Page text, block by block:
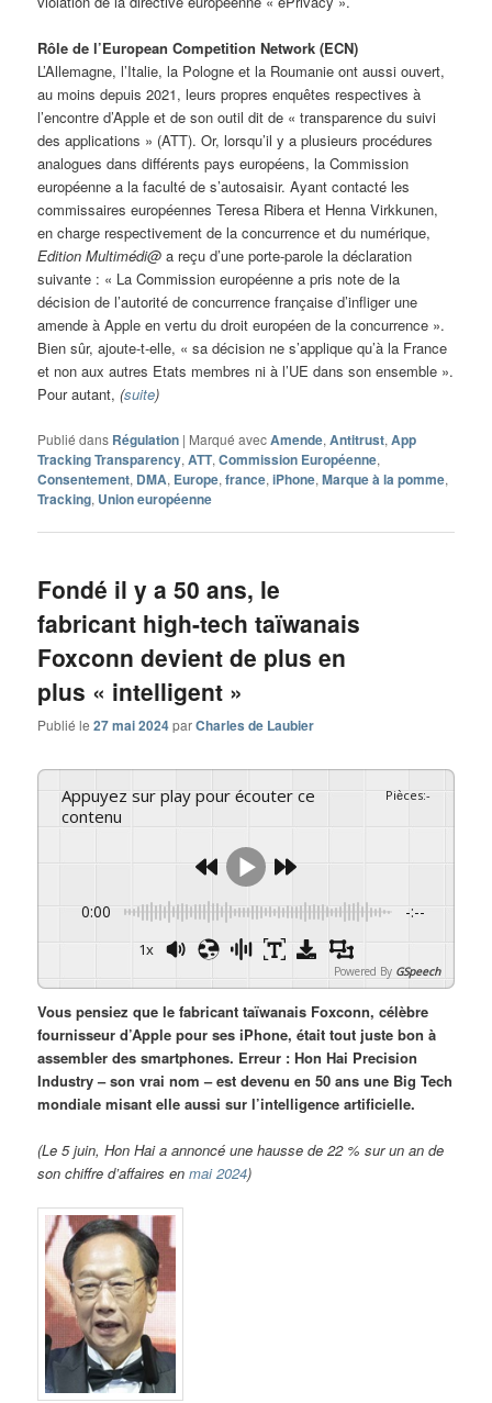
Rôle de l’European Competition Network (ECN)
L’Allemagne, l’Italie, la Pologne et la Roumanie ont aussi ouvert,
au moins depuis 2021, leurs propres enquêtes respectives à
l’encontre d’Apple et de son outil dit de « transparence du suivi
des applications » (ATT). Or, lorsqu’il y a plusieurs procédures
analogues dans différents pays européens, la Commission
européenne a la faculté de s’autosaisir. Ayant contacté les
commissaires européennes Teresa Ribera et Henna Virkkunen,
en charge respectivement de la concurrence et du numérique,
Edition Multimédi@ a reçu d’une porte-parole la déclaration
suivante : « La Commission européenne a pris note de la
décision de l’autorité de concurrence française d’infliger une
amende à Apple en vertu du droit européen de la concurrence ».
Bien sûr, ajoute-t-elle, « sa décision ne s’applique qu’à la France
et non aux autres Etats membres ni à l’UE dans son ensemble ».
Pour autant,(suite)
Publié dans Régulation | Marqué avecAmende,Antitrust,App
Tracking Transparency,ATT,Commission Européenne,
Consentement, DMA, Europe,france,iPhone,Marque à la pomme,
Tracking, Union européenne
Fondé il y a 50 ans, le
fabricant high-tech taïwanais
Foxconn devient de plus en
plus « intelligent »
Publié le27 mai 2024parCharles de Laubier
Appuyez sur play pour écouter ce
contenu
Pièces:-
0:00 -:--
1x
Powered By GSpeech
Vous pensiez que le fabricant taïwanais Foxconn, célèbre
fournisseur d’Apple pour ses iPhone, était tout juste bon à
assembler des smartphones. Erreur : Hon Hai Precision
Industry – son vrai nom – est devenu en 50 ans une Big Tech
mondiale misant elle aussi sur l’intelligence artificielle.
(Le 5 juin, Hon Hai a annoncé une hausse de 22 % sur un an de
son chiffre d’affaires enmai 2024)